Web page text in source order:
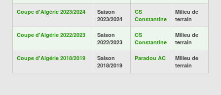
Coupe d'Algérie 2023/2024
Saison
2023/2024
CS
Constantine
Milieu de
terrain
Coupe d'Algérie 2022/2023
Saison
2022/2023
CS
Constantine
Milieu de
terrain
Coupe d'Algérie 2018/2019
Saison
2018/2019
Paradou AC
Milieu de
terrain